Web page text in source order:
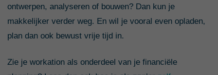
ontwerpen, analyseren of bouwen? Dan kun je
makkelijker verder weg. En wil je vooral even opladen,
plan dan ook bewust vrije tijd in.
Zie je workation als onderdeel van je financiële